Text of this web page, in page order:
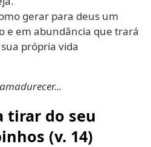
gerar para deus um
e em abundância que trará
própria vida
tirar do seu
(v. 14)